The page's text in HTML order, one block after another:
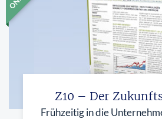
Z10 – Der
Frühzeitig in die